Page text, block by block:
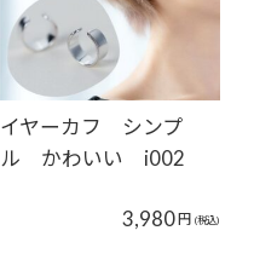
イヤーカフ シンプ
ル かわいい i002
3,980円 (税込)